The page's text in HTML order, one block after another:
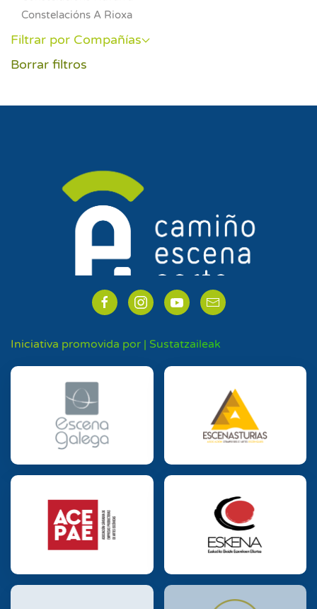
Constelacións A Rioxa
Filtrar por Compañías
Borrar filtros
Iniciativa promovida por | Sustatzaileak